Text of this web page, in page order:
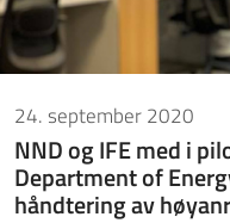
24. september 2020
NND og IFE med i
Department of
håndtering av